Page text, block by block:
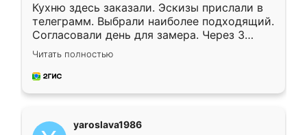
Кухню здесь заказали. Эскизы прислали в
телеграмм. Выбрали наиболее подходящий.
Согласовали день для замера. Через 3
недели кухня была уже готова. Остались
довольны работой. Спасибо Ренессанс
мебель за качественную работу!
Читать полностью
yaroslava1986